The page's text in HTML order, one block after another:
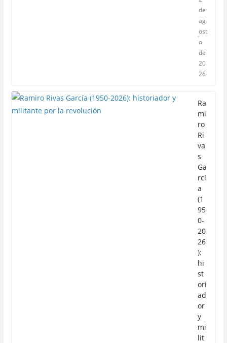
de
ag
ost
o
de
20
26
Ra
mi
ro
Ri
va
s
Ga
rcí
a
(1
95
0-
20
26
):
hi
st
ori
ad
or
y
mi
lit